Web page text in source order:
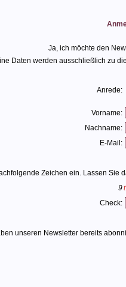
Ja, ich möchte den
Daten werden ausschließlich zu
Anrede:
Vorname:
Nachname:
E-Mail:
Zeichen ein. Lassen Sie
9
Check:
unseren Newsletter bereits